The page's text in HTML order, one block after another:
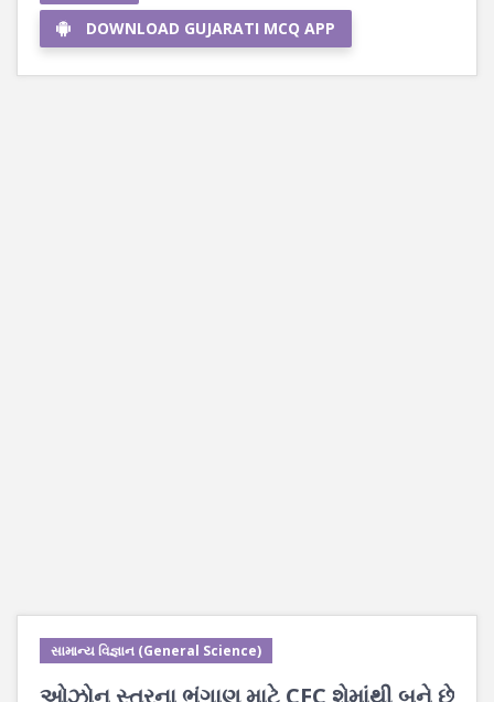
DOWNLOAD GUJARATI MCQ APP
સામાન્ય વિજ્ઞાન (General Science)
ઓઝોન સ્તરના ભંગાણ માટે CFC શેમાંથી બને છે